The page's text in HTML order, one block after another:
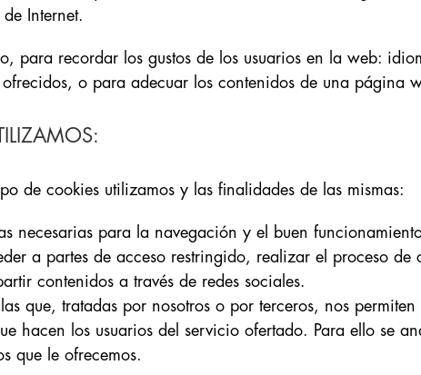
Internet.
para recordar los gustos de los usuarios en la web:
o para adecuar los contenidos de una página
de cookies utilizamos y las finalidades de las mismas:
necesarias para la navegación y el buen
a partes de acceso restringido, realizar el proceso
contenidos a través de redes sociales.
que, tratadas por nosotros o por terceros, nos
hacen los usuarios del servicio ofertado. Para ello se
que le ofrecemos.